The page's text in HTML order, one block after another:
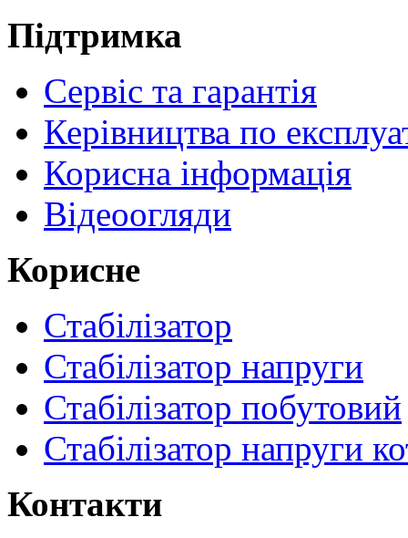
Підтримка
Сервіс та гарантія
Керівництва по
Корисна інформація
Відеоогляди
Корисне
Стабілізатор
Стабілізатор напруги
Стабілізатор побутовий
Стабілізатор напруги
Контакти